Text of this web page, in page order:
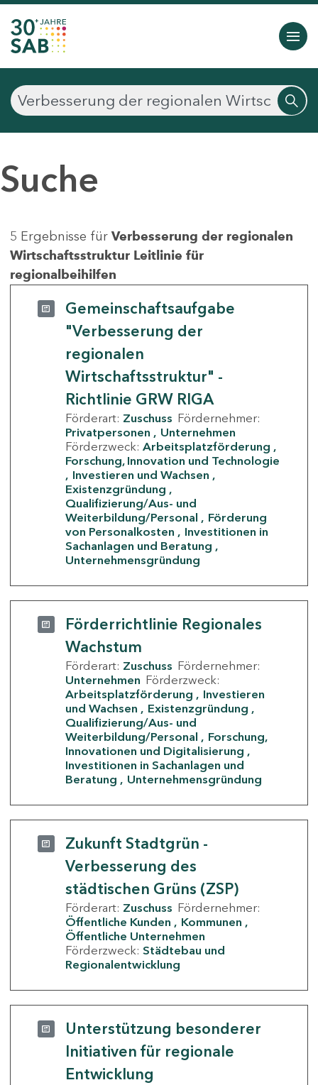
Suche
5 Ergebnisse für Verbesserung der regionalen
Wirtschaftsstruktur Leitlinie für
regionalbeihilfen
Gemeinschaftsaufgabe
"Verbesserung der
regionalen
Wirtschaftsstruktur" -
Richtlinie GRW RIGA
Förderart: Zuschuss Fördernehmer:
Privatpersonen
Unternehmen
Förderzweck: Arbeitsplatzförderung
Forschung, Innovation und Technologie
Investieren und Wachsen
Existenzgründung
Qualifizierung/Aus- und
Weiterbildung/Personal
Förderung
von Personalkosten
Investitionen in
Sachanlagen und Beratung
Unternehmensgründung
Förderrichtlinie Regionales
Wachstum
Förderart: Zuschuss Fördernehmer:
Unternehmen Förderzweck:
Arbeitsplatzförderung
Investieren
und Wachsen
Existenzgründung
Qualifizierung/Aus- und
Weiterbildung/Personal
Forschung,
Innovationen und Digitalisierung
Investitionen in Sachanlagen und
Beratung
Unternehmensgründung
Zukunft Stadtgrün -
Verbesserung des
städtischen Grüns (ZSP)
Förderart: Zuschuss Fördernehmer:
Öffentliche Kunden
Kommunen
Öffentliche Unternehmen
Förderzweck: Städtebau und
Regionalentwicklung
Unterstützung besonderer
Initiativen für regionale
Entwicklung